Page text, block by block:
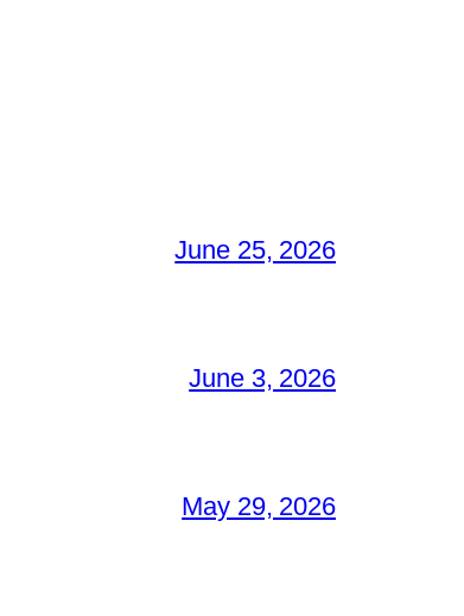
June 25, 2026
June 3, 2026
May 29, 2026